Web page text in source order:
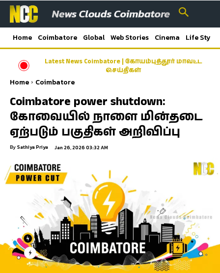
Home Coimbatore Global Web Stories Cinema Life Style
Latest News Coimbatore | கோயம்புத்தூர் மாவட்ட
செய்திகள்
Home Coimbatore
Coimbatore power shutdown:
கோவையில் நாளை மின்தடை
ஏற்படும் பகுதிகள் அறிவிப்பு
By Sathiya Priya Jan 26, 2026 03:32 AM